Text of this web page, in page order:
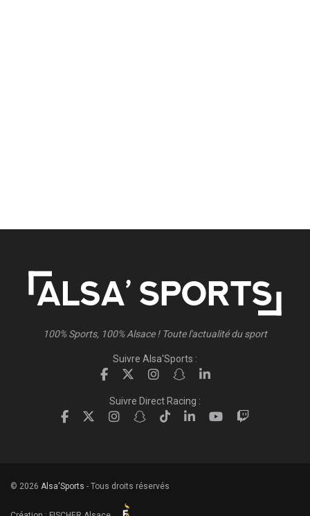
100% Sports, 100% Alsace ! Toute l'actualité du sport
Suivre Alsa'Sports :
Suivre Direct Racing :
© 2026 Alsa'Sports - Tous droits réservés